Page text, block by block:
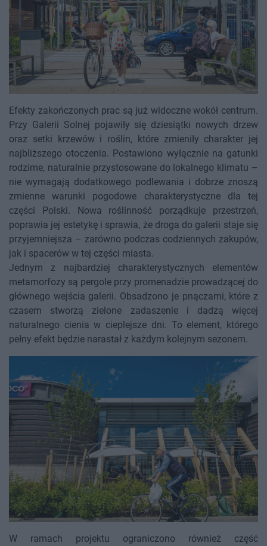
Efekty zakończonych prac są już widoczne wokół centrum.
Przy Galerii Solnej pojawiły się dziesiątki nowych drzew
oraz setki krzewów i roślin, które zmieniły charakter jej
najbliższego otoczenia. Postawiono wyłącznie na gatunki
rodzime, naturalnie przystosowane do lokalnego klimatu –
nie wymagają dodatkowego podlewania i dobrze znoszą
zmienne warunki pogodowe charakterystyczne dla tej
części Polski. Nowa roślinność porządkuje przestrzeń,
poprawia jej estetykę i sprawia, że droga do galerii staje się
przyjemniejsza – zarówno podczas codziennych zakupów,
jak i spacerów w tej części miasta.
Jednym z najbardziej charakterystycznych elementów
metamorfozy są pergole przy promenadzie prowadzącej do
głównego wejścia galerii. Obsadzono je pnączami, które z
czasem stworzą zielone zadaszenie i dadzą więcej
naturalnego cienia w cieplejsze dni. To element, którego
pełny efekt będzie narastał z każdym kolejnym sezonem.
W ramach projektu ograniczono również część